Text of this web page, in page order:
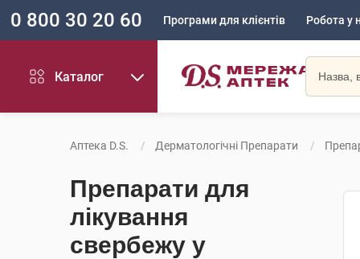
0 800 30 20 60 Програми для клієнтів Робота у
Каталог
Аптека D.S. Дерматологічні Препарати
Препарати для
лікування
свербежу у